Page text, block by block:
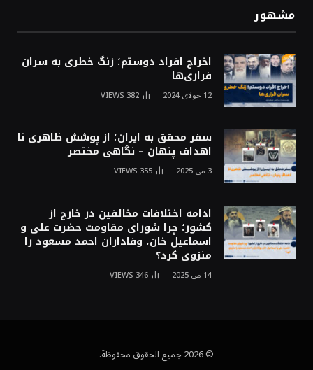
مشهور
اخراج افراد دوستم؛ زنگ خطری به سران
فراری‌ها
12 جولای 2024 382
VIEWS
سفر محقق به ایران؛ از پوشش ظاهری تا
اهداف پنهان – نگاهی مختصر
3 می 2025 355
VIEWS
ادامه اختلافات مخالفین در خارج از
کشور؛ چرا شورای مقاومت حضرت علی و
اسماعیل خان، وفاداران احمد مسعود را
منزوی کرد؟
14 می 2025 346
VIEWS
© 2026 جميع الحقوق محفوظة.